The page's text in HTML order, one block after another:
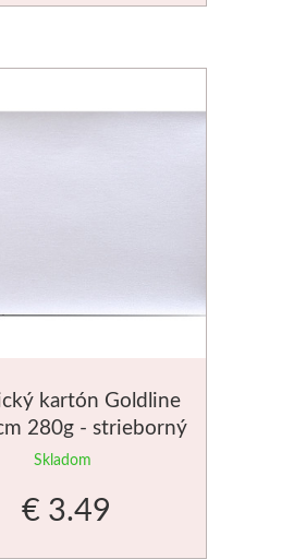
kartón Goldline
280g - strieborný
Skladom
€ 3.49